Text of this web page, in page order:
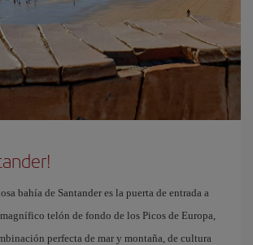
bahía de Santander es la puerta de entrada a
telón de fondo de los Picos de Europa,
perfecta de mar y montaña, de cultura